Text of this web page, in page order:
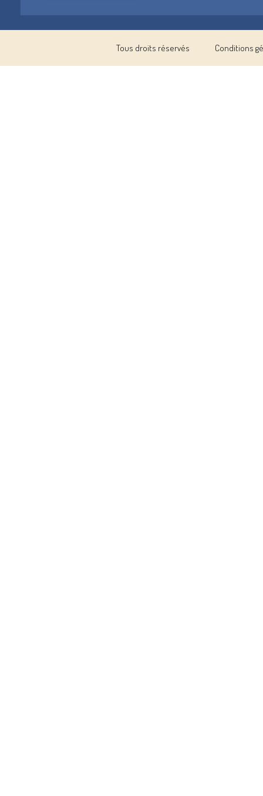
Tous droits réservés Conditions